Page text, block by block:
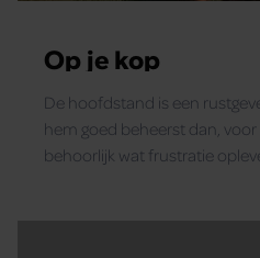
Op je kop
De hoofdstand is een
hem goed beheerst dan,
behoorlijk wat frustratie